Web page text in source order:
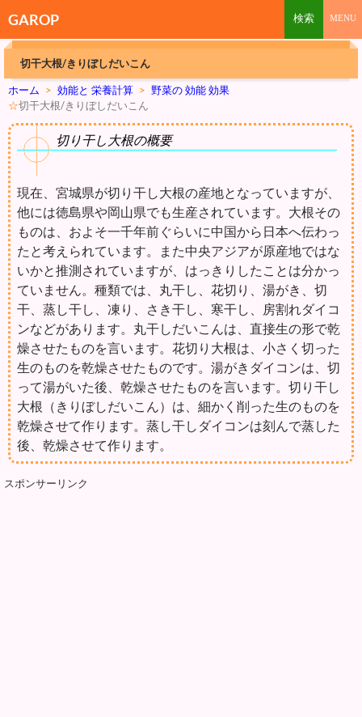
GAROP
切干大根/きりぼしだいこん
ホーム > 効能と 栄養計算 > 野菜の 効能 効果
☆切干大根/きりぼしだいこん
切り干し大根の概要
現在、宮城県が切り干し大根の産地となっていますが、
他には徳島県や岡山県でも生産されています。大根その
ものは、およそ一千年前ぐらいに中国から日本へ伝わっ
たと考えられています。また中央アジアが原産地ではな
いかと推測されていますが、はっきりしたことは分かっ
ていません。種類では、丸干し、花切り、湯がき、切
干、蒸し干し、凍り、さき干し、寒干し、房割れダイコ
ンなどがあります。丸干しだいこんは、直接生の形で乾
燥させたものを言います。花切り大根は、小さく切った
生のものを乾燥させたものです。湯がきダイコンは、切
って湯がいた後、乾燥させたものを言います。切り干し
大根（きりぼしだいこん）は、細かく削った生のものを
乾燥させて作ります。蒸し干しダイコンは刻んで蒸した
後、乾燥させて作ります。
スポンサーリンク